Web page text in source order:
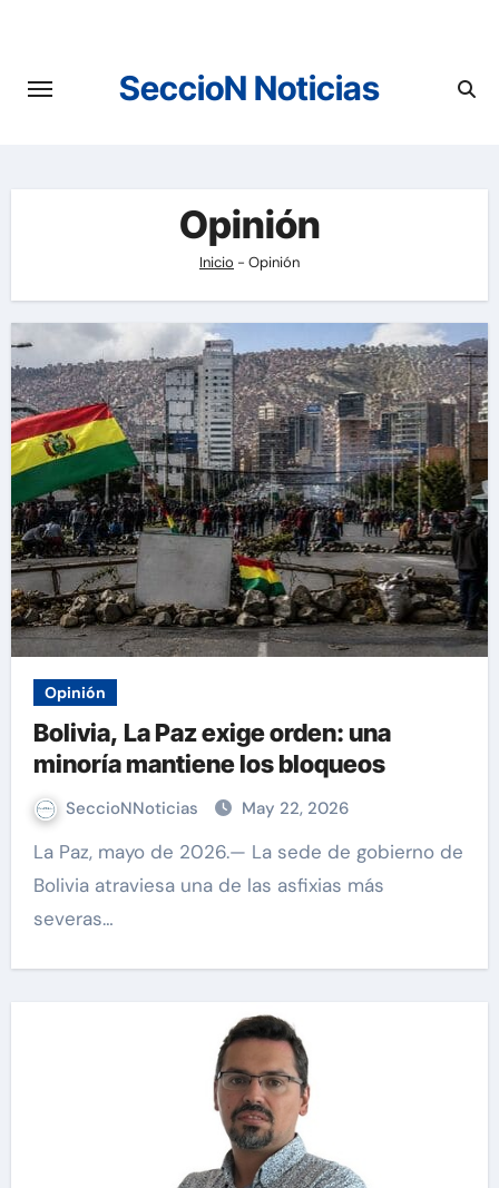
contenido
SeccioN Noticias
Opinión
Inicio - Opinión
Opinión
Bolivia, La Paz exige orden: una
minoría mantiene los bloqueos
SeccioNNoticias May 22, 2026
La Paz, mayo de 2026.— La sede de gobierno de
Bolivia atraviesa una de las asfixias más
severas…